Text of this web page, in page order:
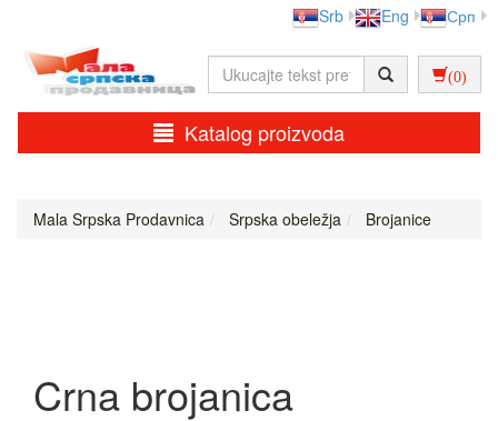
Srb Eng Срп
(0)
Katalog proizvoda
Mala Srpska Prodavnica Srpska obeležja Brojanice
Crna brojanica